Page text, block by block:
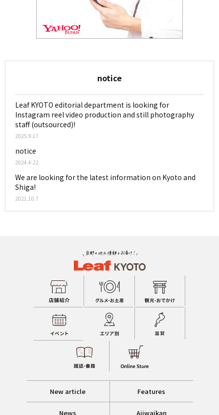
notice
Leaf KYOTO editorial department is looking for
Instagram reel video production and still photography
staff (outsourced)!
2025.9.17
notice
2024.4.22
We are looking for the latest information on Kyoto and
Shiga!
2021.10.7
New article Features
News Ajiwaikan